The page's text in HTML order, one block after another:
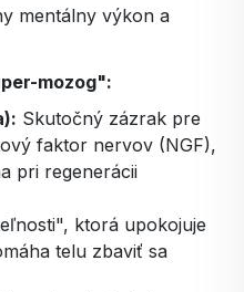
mentálny výkon a
mozog":
Skutočný zázrak pre
faktor nervov (NGF),
pri regenerácii
ktorá upokojuje
telu zbaviť sa